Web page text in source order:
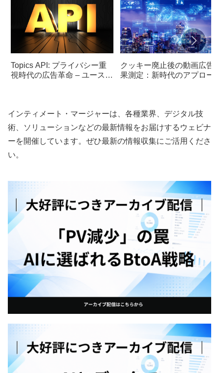
Topics API: プライバシー重
視時代の広告革命 – ユースケ
クッキー廃止後の動画広告
果測定：新時代のアプロー
インティメート・マージャーは、各種業界、デジタル技
術、ソリューションなどの最新情報をお届けするウェビナ
ーを開催しています。ぜひ最新の情報収集にご活用くださ
い。